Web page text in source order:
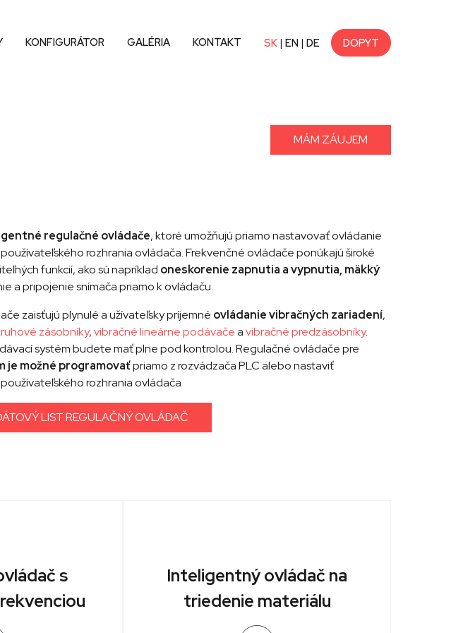
KONFIGURÁTOR GALÉRIA KONTAKT SK | EN | DE DOPYT
MÁM ZÁUJEM
regulačné ovládače, ktoré umožňujú priamo nastavovať ovládanie
rozhrania ovládača. Frekvenčné ovládače ponúkajú široké
funkcií, ako sú napríklad oneskorenie zapnutia a vypnutia, mäkký
a pripojenie snímača priamo k ovládaču.
zaisťujú plynulé a užívateľsky príjemné ovládanie vibračných zariadení,
zásobníky,vibračné lineárne podávačeavibračné predzásobníky.
systém budete mať plne pod kontrolou. Regulačné ovládače pre
je možné programovaťpriamo z rozvádzača PLC alebo nastaviť
rozhrania ovládača
LIST REGULAČNÝ OVLÁDAČ
s
Inteligentný ovládač na
triedenie materiálu